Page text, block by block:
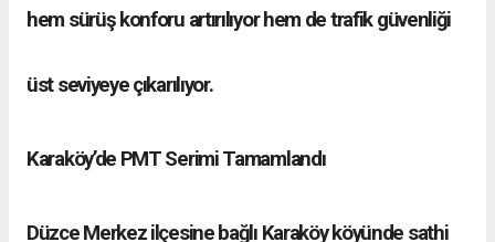
hem sürüş konforu artırılıyor hem de trafik güvenliği
üst seviyeye çıkarılıyor.
Karaköy’de PMT Serimi Tamamlandı
Düzce Merkez ilçesine bağlı Karaköy köyünde sathi